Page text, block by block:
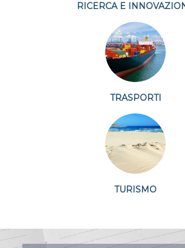
RICERCA E
TRASPORTI
TURISMO